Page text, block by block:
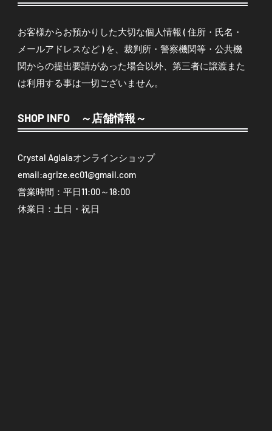
お客様からお預かりした大切な個人情報 ( 住所・氏名・
メールアドレスなど ) を、裁判所・警察機関等・公共機
関からの提出要請があった場合以外、第三者に譲渡また
は利用する事は一切ございません。
SHOP INFO ～店舗情報～
Crystal Aglaiaオンラインショップ
email:agrize.ec01@gmail.com
営業時間：平日11:00～18:00
休業日：土日・祝日